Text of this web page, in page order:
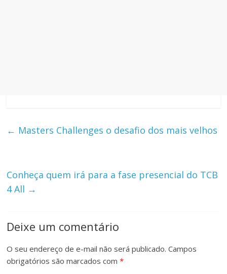
← Masters Challenges o desafio dos mais velhos
Conheça quem irá para a fase presencial do TCB
4 All →
Deixe um comentário
O seu endereço de e-mail não será publicado. Campos
obrigatórios são marcados com*